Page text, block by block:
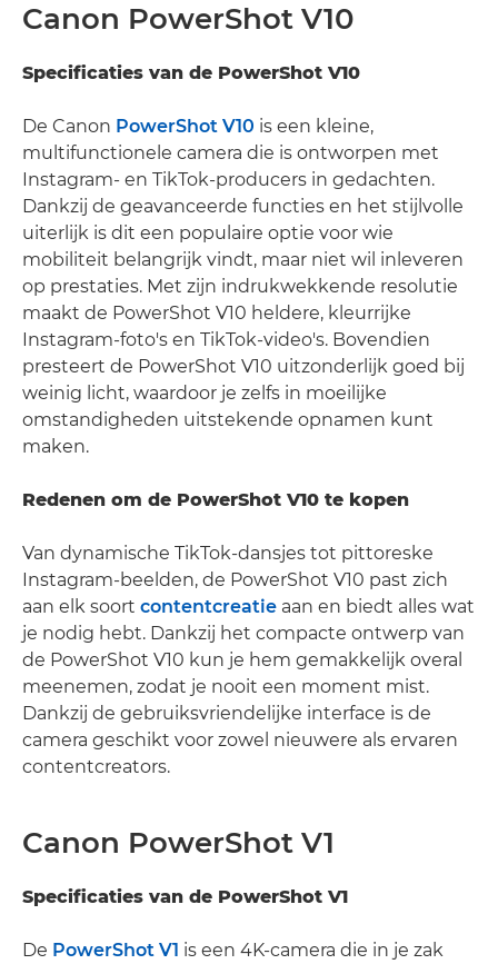
Canon PowerShot V10
Specificaties van de PowerShot V10
De Canon PowerShot V10 is een kleine,
multifunctionele camera die is ontworpen met
Instagram- en TikTok-producers in gedachten.
Dankzij de geavanceerde functies en het stijlvolle
uiterlijk is dit een populaire optie voor wie
mobiliteit belangrijk vindt, maar niet wil inleveren
op prestaties. Met zijn indrukwekkende resolutie
maakt de PowerShot V10 heldere, kleurrijke
Instagram-foto's en TikTok-video's. Bovendien
presteert de PowerShot V10 uitzonderlijk goed bij
weinig licht, waardoor je zelfs in moeilijke
omstandigheden uitstekende opnamen kunt
maken.
Redenen om de PowerShot V10 te kopen
Van dynamische TikTok-dansjes tot pittoreske
Instagram-beelden, de PowerShot V10 past zich
aan elk soort contentcreatie aan en biedt alles wat
je nodig hebt. Dankzij het compacte ontwerp van
de PowerShot V10 kun je hem gemakkelijk overal
meenemen, zodat je nooit een moment mist.
Dankzij de gebruiksvriendelijke interface is de
camera geschikt voor zowel nieuwere als ervaren
contentcreators.
Canon PowerShot V1
Specificaties van de PowerShot V1
De PowerShot V1 is een 4K-camera die in je zak